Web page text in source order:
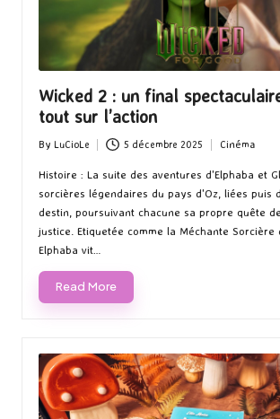
Wicked 2 : un final
tout sur l’action
Posted
by
By LuCioLe 5 décembre 2025
in
Cinéma
Histoire : La suite des aventures d'Elphaba et
sorcières légendaires du pays d'Oz, liées puis
destin, poursuivant chacune sa propre quête
justice. Etiquetée comme la Méchante Sorcière
Elphaba vit…
Read More